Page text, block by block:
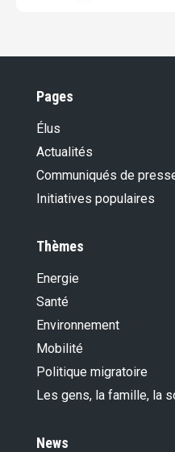
Pages
Élus
Actualités
Communiqués de
Initiatives populaires
Thèmes
Energie
Santé
Environnement
Mobilité
Politique migratoire
Les gens, la famille, la
News